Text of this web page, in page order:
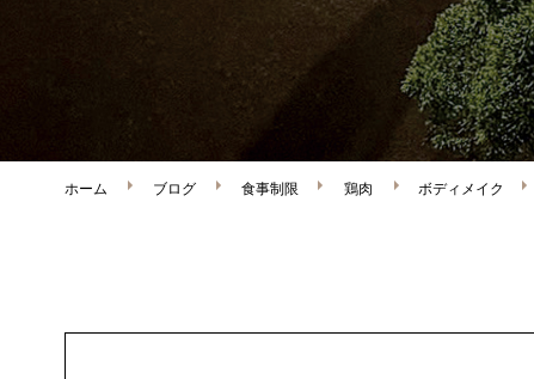
ホーム ブログ 食事制限 鶏肉 ボディメイク